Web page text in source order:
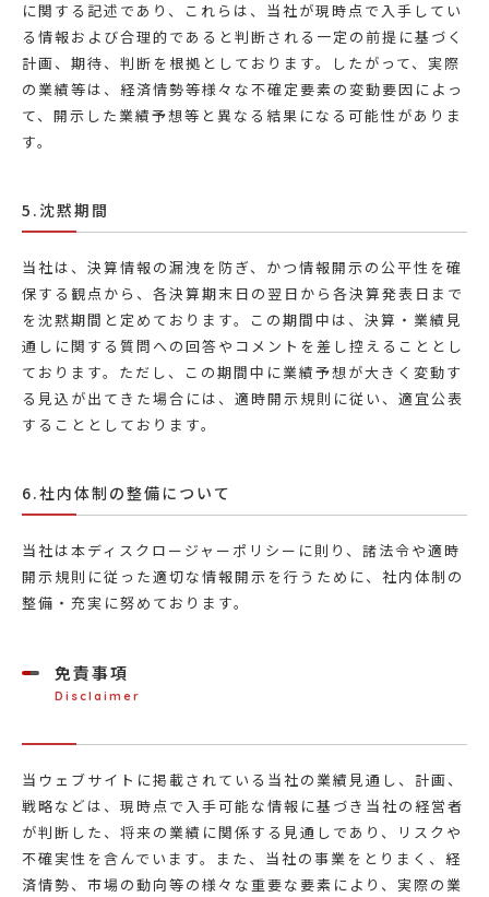
に関する記述であり、これらは、当社が現時点で入手してい
る情報および合理的であると判断される一定の前提に基づく
計画、期待、判断を根拠としております。したがって、実際
の業績等は、経済情勢等様々な不確定要素の変動要因によっ
て、開示した業績予想等と異なる結果になる可能性がありま
す。
5.沈黙期間
当社は、決算情報の漏洩を防ぎ、かつ情報開示の公平性を確
保する観点から、各決算期末日の翌日から各決算発表日まで
を沈黙期間と定めております。この期間中は、決算・業績見
通しに関する質問への回答やコメントを差し控えることとし
ております。ただし、この期間中に業績予想が大きく変動す
る見込が出てきた場合には、適時開示規則に従い、適宜公表
することとしております。
6.社内体制の整備について
当社は本ディスクロージャーポリシーに則り、諸法令や適時
開示規則に従った適切な情報開示を行うために、社内体制の
整備・充実に努めております。
免責事項
Disclaimer
当ウェブサイトに掲載されている当社の業績見通し、計画、
戦略などは、現時点で入手可能な情報に基づき当社の経営者
が判断した、将来の業績に関係する見通しであり、リスクや
不確実性を含んでいます。また、当社の事業をとりまく、経
済情勢、市場の動向等の様々な重要な要素により、実際の業